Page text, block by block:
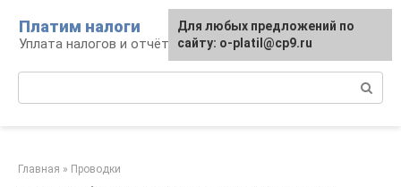
контенту
Платим налоги
Уплата налогов и отчётность
Главная » Проводки
Для любых предложений по
сайту: o-platil@cp9.ru